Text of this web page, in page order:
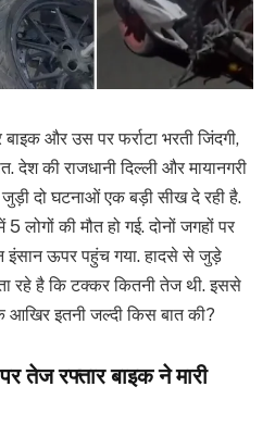
और उस पर फर्राटा भरती जिंदगी,
की राजधानी दिल्ली और मायानगरी
दो घटनाओं एक बड़ी सीख दे रही है.
लोगों की मौत हो गई. दोनों जगहों पर
इंसान ऊपर पहुंच गया. हादसे से जुड़े
रहे है कि टक्कर कितनी तेज थी. इससे
आखिर इतनी जल्दी किस बात की?
तेज रफ्तार बाइक ने मारी